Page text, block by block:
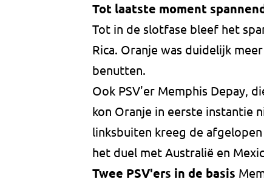
Tot laatste moment
Tot in de slotfase bleef het
Rica. Oranje was duidelijk
benutten.
Ook PSV'er Memphis Depay,
kon Oranje in eerste instantie
linksbuiten kreeg de
het duel met Australië en
Twee PSV'ers in de basis